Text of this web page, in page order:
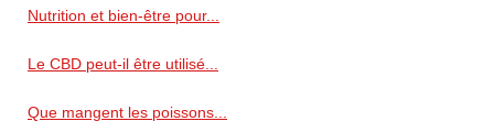
Nutrition et bien-être pour...
Le CBD peut-il être utilisé...
Que mangent les poissons...